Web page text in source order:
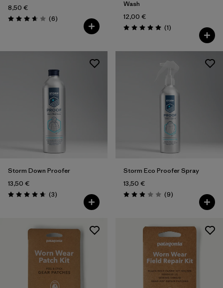
8,50 €
Évaluation: 3.7 / 5
(6Avis
)
Wash
12,00 €
Évaluation: 5.0 / 5
(1Avis
)
Storm Down Proofer
13,50 €
Évaluation: 4.7 / 5
(3Avis
)
Storm Eco Proofer Spray
13,50 €
Évaluation: 2.9 / 5
(9Avis
)